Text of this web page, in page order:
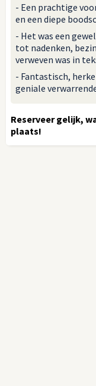
- Een prachtige
en een diepe
- Het was een
tot nadenken,
verweven was in
- Fantastisch,
geniale
Reserveer gelijk,
plaats!